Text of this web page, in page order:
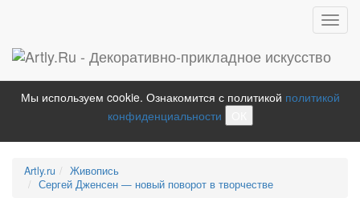
Мы используем cookie. Ознакомится с политикой политикой
конфиденциальности
Artly.ru
Живопись
Сергей Дженсен — новый поворот в творчестве